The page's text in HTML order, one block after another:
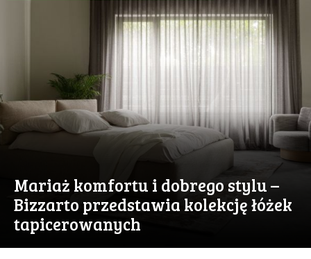
Mariaż komfortu i dobrego stylu –
Bizzarto przedstawia kolekcję łóżek
tapicerowanych